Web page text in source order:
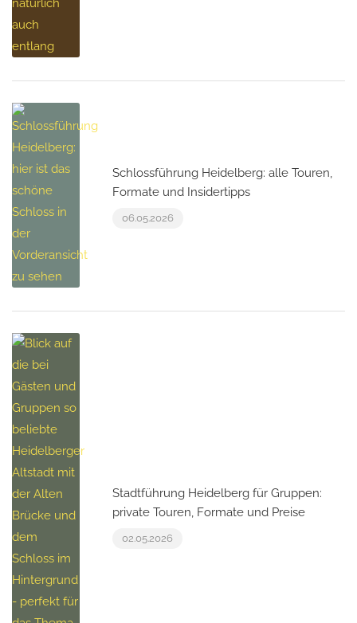
Schlossführung Heidelberg: alle Touren,
Formate und Insidertipps
06.05.2026
Stadtführung Heidelberg für Gruppen:
private Touren, Formate und Preise
02.05.2026